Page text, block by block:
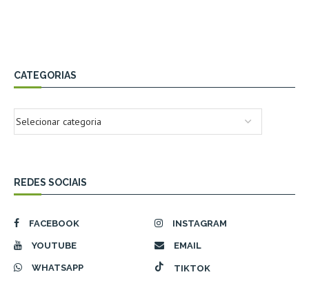
CATEGORIAS
REDES SOCIAIS
FACEBOOK INSTAGRAM
YOUTUBE EMAIL
WHATSAPP TIKTOK